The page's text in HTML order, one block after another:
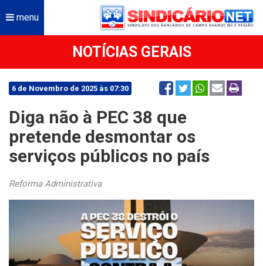
menu
NOTÍCIAS GERAIS
6 de Novembro de 2025 às 07:30
Diga não à PEC 38 que
pretende desmontar os
serviços públicos no país
Reforma Administrativa